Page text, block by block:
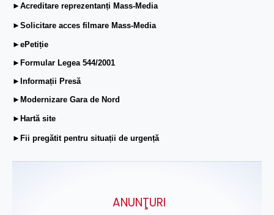
►Acreditare reprezentanți Mass-Media
►Solicitare acces filmare Mass-Media
►ePetiție
►Formular Legea 544/2001
►Informații Presă
►Modernizare Gara de Nord
►Hartă site
►Fii pregătit pentru situații de urgență
ANUNŢURI